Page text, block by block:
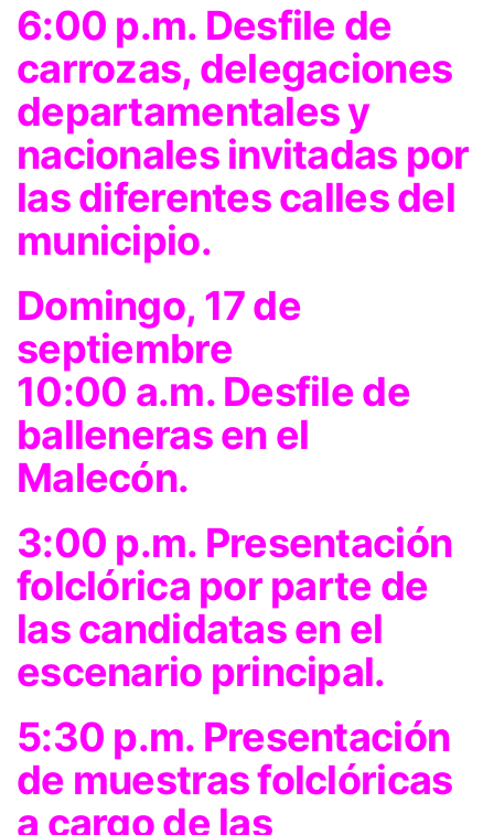
6:00 p.m. Desfile de
carrozas, delegaciones
departamentales y
nacionales invitadas por
las diferentes calles del
municipio.
Domingo, 17 de
septiembre
10:00 a.m. Desfile de
balleneras en el
Malecón.
3:00 p.m. Presentación
folclórica por parte de
las candidatas en el
escenario principal.
5:30 p.m. Presentación
de muestras folclóricas
a cargo de las